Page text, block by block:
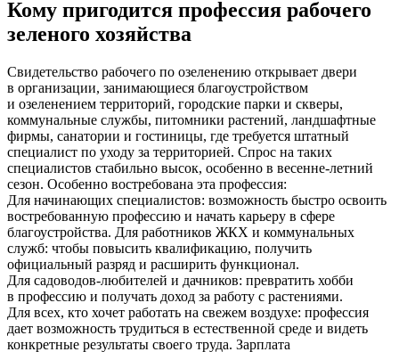
Кому пригодится профессия рабочего
зеленого хозяйства
Свидетельство рабочего по озеленению открывает двери
в организации, занимающиеся благоустройством
и озеленением территорий, городские парки и скверы,
коммунальные службы, питомники растений, ландшафтные
фирмы, санатории и гостиницы, где требуется штатный
специалист по уходу за территорией. Спрос на таких
специалистов стабильно высок, особенно в весенне-летний
сезон. Особенно востребована эта профессия:
Для начинающих специалистов: возможность быстро освоить
востребованную профессию и начать карьеру в сфере
благоустройства. Для работников ЖКХ и коммунальных
служб: чтобы повысить квалификацию, получить
официальный разряд и расширить функционал.
Для садоводов-любителей и дачников: превратить хобби
в профессию и получать доход за работу с растениями.
Для всех, кто хочет работать на свежем воздухе: профессия
дает возможность трудиться в естественной среде и видеть
конкретные результаты своего труда. Зарплата